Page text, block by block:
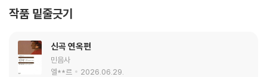
한 내용을 자신의 학문적·미적 언어에 고스란히 담아냈다. 특히 심오하고
보편적인 문제의식과 정교하고 생생한 문체를 자랑하는 단테의 문학은 지
는 문학과 회화, 조각, 음악, 연극, 영화, 드라마, 컴퓨터 게임에 이르기까지
거의 모든 표현의 영역에 걸쳐 있다.
작품 밑줄긋기
신곡 연옥편
민음사
엘**르
2026.06.29.